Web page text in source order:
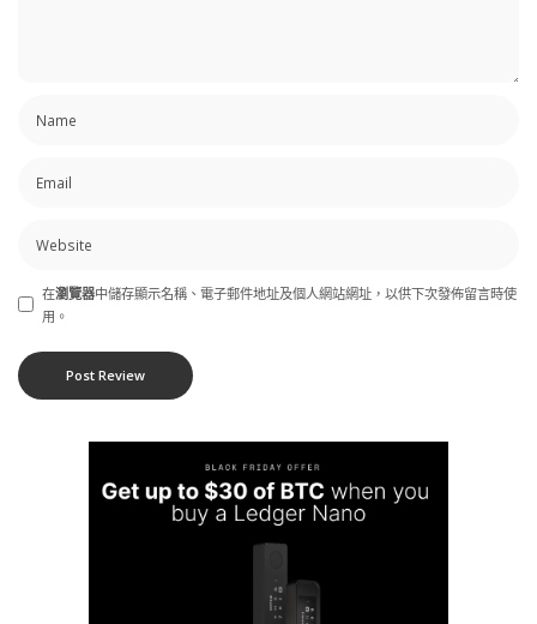
在瀏覽器中儲存顯示名稱、電子郵件地址及個人網站網址，以供下次發佈留言時使
用。